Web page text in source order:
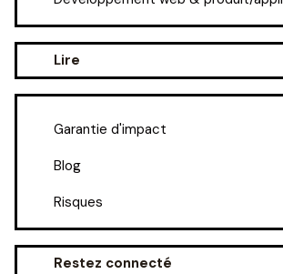
Lire
Garantie d'impact
Blog
Risques
Restez connecté